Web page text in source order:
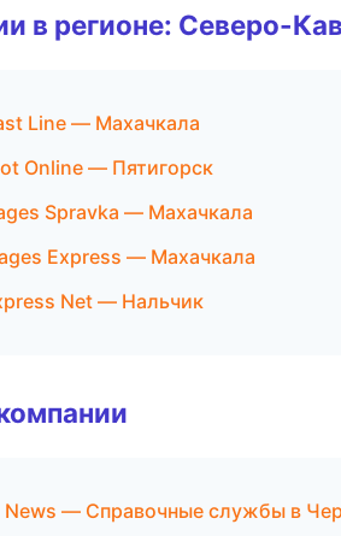
в регионе: Северо-
Line — Махачкала
Online — Пятигорск
Spravka — Махачкала
Express — Махачкала
Net — Нальчик
— Справочные службы в